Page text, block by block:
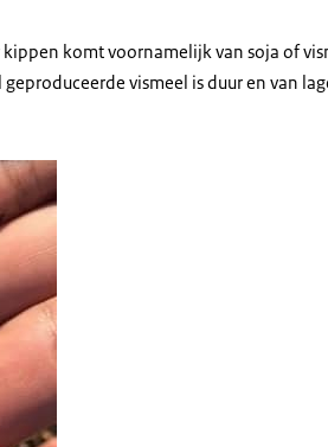
komt voornamelijk van soja of
vismeel is duur en van